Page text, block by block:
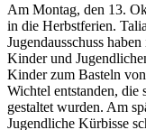
Am Montag, den 13.
in die Herbstferien.
Jugendausschuss
Kinder und
Kinder zum Basteln
Wichtel entstanden, die
gestaltet wurden. Am
Jugendliche Kürbisse